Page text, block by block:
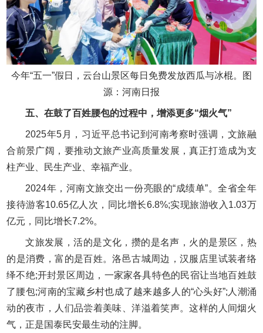
今年“五一”假日，云台山景区每日免费发放西瓜与冰棍。图
源：河南日报
五、在鼓了百姓腰包的过程中，增添更多“烟火气”
2025年5月，习近平总书记到河南考察时强调，文旅融
合前景广阔，要推动文旅产业高质量发展，真正打造成为支
柱产业、民生产业、幸福产业。
2024年，河南文旅交出一份亮眼的“成绩单”。全省全年
接待游客10.65亿人次，同比增长6.8%;实现旅游收入1.03万
亿元，同比增长7.2%。
文旅发展，活的是文化，攒的是名声，火的是景区，热
的是消费，富的是百姓。洛邑古城周边，汉服店里试装者络
绎不绝;开封景区周边，一家家各具特色的民宿让当地百姓鼓
了腰包;河南的宝藏乡村也成了越来越多人的“心头好”;人潮涌
动的夜市，人们品尝着美味、洋溢着笑声。这样的人间烟火
气，正是国泰民安最生动的注脚。